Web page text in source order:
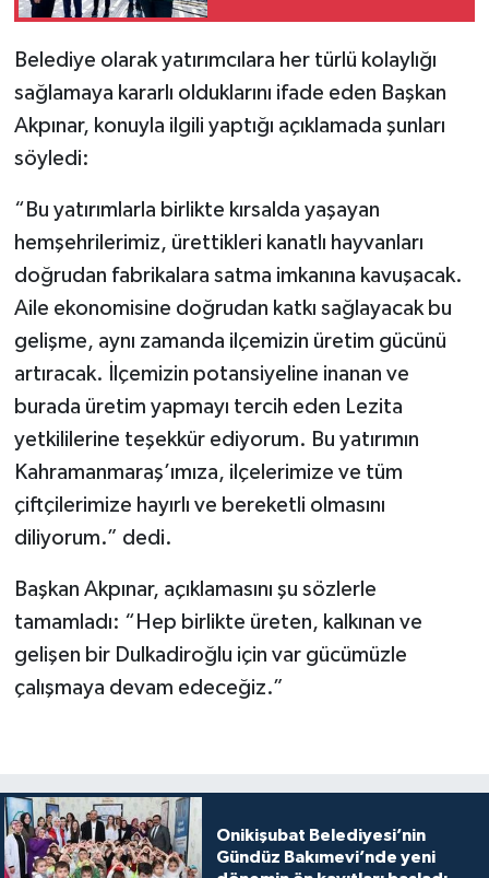
Belediye olarak yatırımcılara her türlü kolaylığı
sağlamaya kararlı olduklarını ifade eden Başkan
Akpınar, konuyla ilgili yaptığı açıklamada şunları
söyledi:
“Bu yatırımlarla birlikte kırsalda yaşayan
hemşehrilerimiz, ürettikleri kanatlı hayvanları
doğrudan fabrikalara satma imkanına kavuşacak.
Aile ekonomisine doğrudan katkı sağlayacak bu
gelişme, aynı zamanda ilçemizin üretim gücünü
artıracak. İlçemizin potansiyeline inanan ve
burada üretim yapmayı tercih eden Lezita
yetkililerine teşekkür ediyorum. Bu yatırımın
Kahramanmaraş’ımıza, ilçelerimize ve tüm
çiftçilerimize hayırlı ve bereketli olmasını
diliyorum.” dedi.
Başkan Akpınar, açıklamasını şu sözlerle
tamamladı: “Hep birlikte üreten, kalkınan ve
gelişen bir Dulkadiroğlu için var gücümüzle
çalışmaya devam edeceğiz.”
Onikişubat Belediyesi’nin
Gündüz Bakımevi’nde yeni